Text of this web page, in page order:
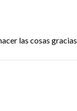
las cosas gracias